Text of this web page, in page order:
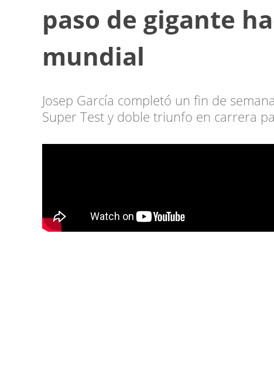
paso de gigante
mundial
Josep García completó un fin de
Super Test y doble triunfo en carrera